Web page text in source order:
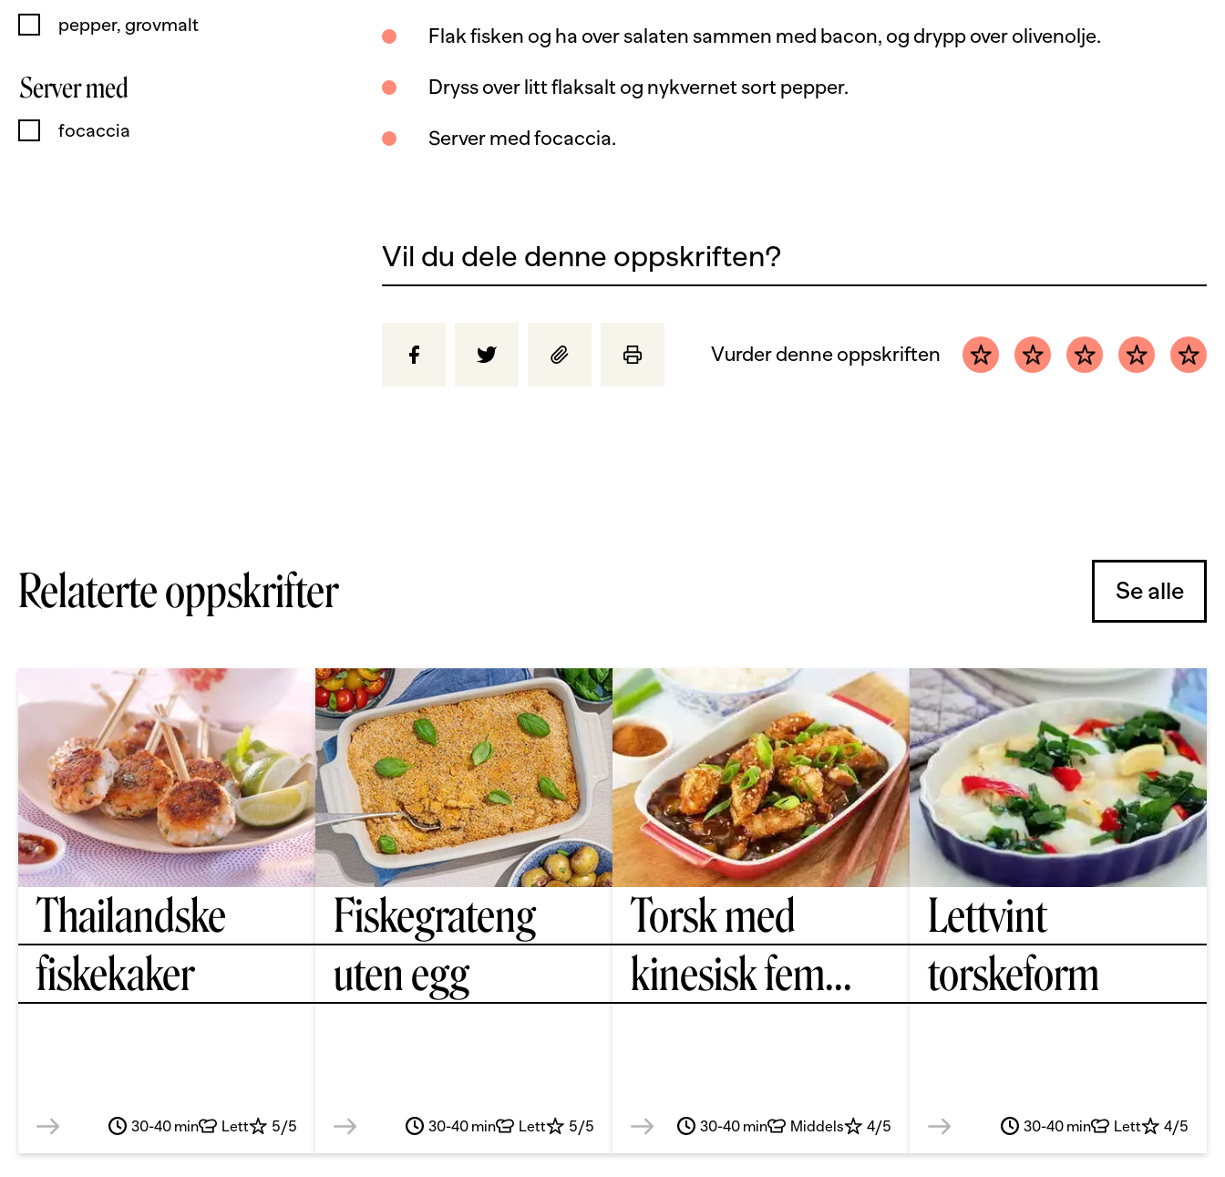
pepper, grovmalt
Server med
focaccia
Flak fisken og ha over salaten sammen med bacon, og drypp over olivenolje.
Dryss over litt flaksalt og nykvernet sort pepper.
Server med focaccia.
Vil du dele denne oppskriften?
Vurder denne oppskriften
Relaterte oppskrifter Se alle
Thailandske
fiskekaker
30-40 min Lett 5/5
Fiskegrateng
uten egg
30-40 min Lett 5/5
Torsk med
kinesisk fem...
30-40 min Middels 4/5
Lettvint
torskeform
30-40 min Lett 4/5